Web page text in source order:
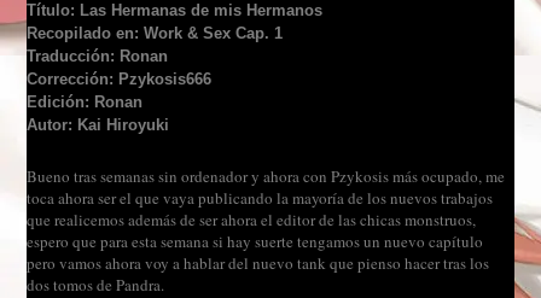
Título: Las Hermanas de mis Hermanos
Recopilado en: Work & Sex Cap. 1
Traducción: Ronan
Corrección: Pzykosis666
Edición: Ronan
Autor: Kai Hiroyuki
Bueno tras semanas sin ordenador y ahora con Pzykosis más ocupado, me
toca ahora ser el que vaya publicando la mayoría de los nuevos trabajos
que realicemos además de ser ahora el editor de las chicas monstruos,
espero que para esta semana si hay suerte tengamos un nuevo capítulo
pero vamos ahora voy a hablar del nuevo tank que pienso hacer tras los
dos tomos de Pandra.